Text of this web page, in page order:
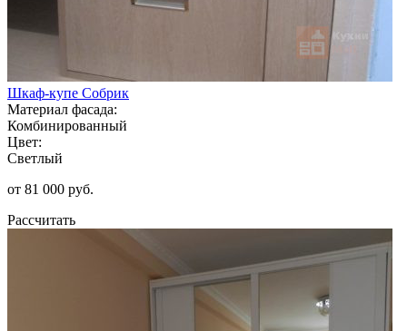
Шкаф-купе Собрик
Материал фасада:
Комбинированный
Цвет:
Светлый
от 81 000 руб.
Рассчитать